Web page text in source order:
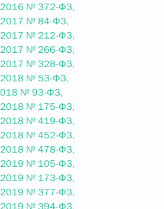
и статьи 31 и 151 Уголовно-
«Об актах гражданского состояния»
закона «О внесении
№ 372-ФЗ,
№ 84-ФЗ,
№ 212-ФЗ,
№ 266-ФЗ,
№ 328-ФЗ,
№ 53-ФЗ,
№ 93-ФЗ,
№ 175-ФЗ,
№ 419-ФЗ,
№ 452-ФЗ,
№ 478-ФЗ,
№ 105-ФЗ,
№ 173-ФЗ,
№ 377-ФЗ,